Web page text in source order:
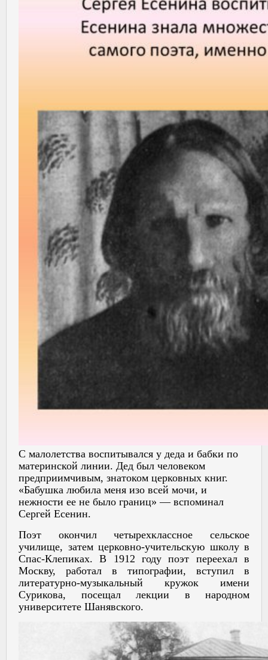
С малолетства воспитывался у деда и бабки по
материнской линии. Дед был человеком
предприимчивым, знатоком церковных книг.
«Бабушка любила меня изо всей мочи, и
нежности ее не было границ» — вспоминал
Сергей Есенин.
Поэт окончил четырехклассное сельское
училище, затем церковно-учительскую школу в
Спас-Клепиках. В 1912 году поэт переехал в
Москву, работал в типографии, вступил в
литературно-музыкальный кружок имени
Сурикова, посещал лекции в народном
университете Шанявского.